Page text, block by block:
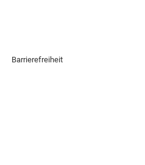
Barrierefreiheit